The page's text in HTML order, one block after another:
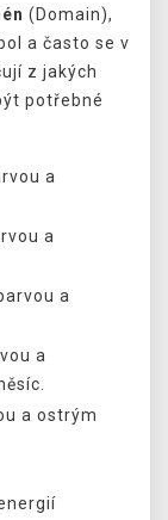
(Domain),
a často se v
z jakých
potřebné
a
a
a
a
a ostrým